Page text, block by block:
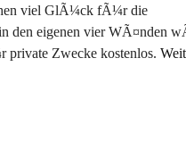
viel GlÃ¼ck fÃ¼r die
den eigenen vier WÃ¤nden
private Zwecke kostenlos.